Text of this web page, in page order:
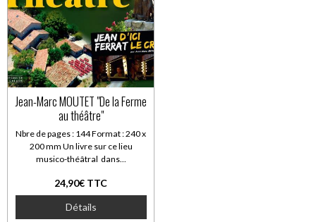
Jean-Marc MOUTET "De la Ferme
au théâtre"
Nbre de pages : 144 Format : 240 x
200 mm Un livre sur ce lieu
musico-théâtral dans...
24,90€ TTC
Détails